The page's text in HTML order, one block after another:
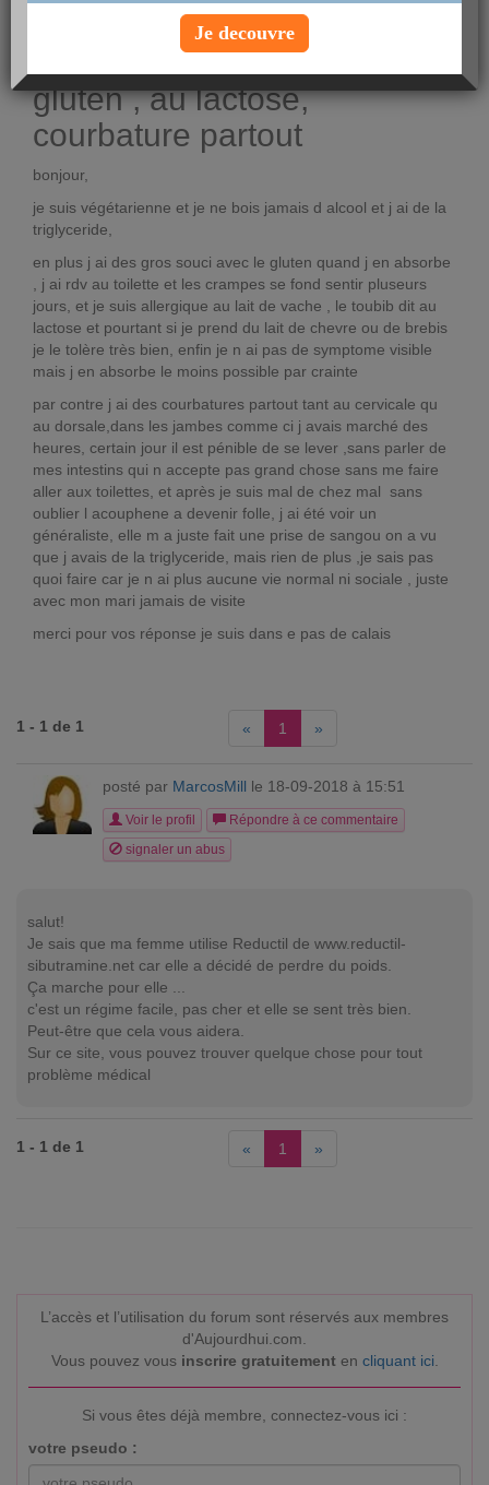
triglyceride, allergie au
gluten , au lactose,
courbature partout
bonjour,
je suis végétarienne et je ne bois jamais d alcool et j ai de la
triglyceride,
en plus j ai des gros souci avec le gluten quand j en absorbe
, j ai rdv au toilette et les crampes se fond sentir pluseurs
jours, et je suis allergique au lait de vache , le toubib dit au
lactose et pourtant si je prend du lait de chevre ou de brebis
je le tolère très bien, enfin je n ai pas de symptome visible
mais j en absorbe le moins possible par crainte
par contre j ai des courbatures partout tant au cervicale qu
au dorsale,dans les jambes comme ci j avais marché des
heures, certain jour il est pénible de se lever ,sans parler de
mes intestins qui n accepte pas grand chose sans me faire
aller aux toilettes, et après je suis mal de chez mal sans
oublier l acouphene a devenir folle, j ai été voir un
généraliste, elle m a juste fait une prise de sangou on a vu
que j avais de la triglyceride, mais rien de plus ,je sais pas
quoi faire car je n ai plus aucune vie normal ni sociale , juste
avec mon mari jamais de visite
merci pour vos réponse je suis dans e pas de calais
1 - 1 de 1 « 1 »
posté par MarcosMill le 18-09-2018 à 15:51
Voir le profil
Répondre à ce commentaire
signaler un abus
salut!
Je sais que ma femme utilise Reductil de www.reductil-
sibutramine.net car elle a décidé de perdre du poids.
Ça marche pour elle ...
c'est un régime facile, pas cher et elle se sent très bien.
Peut-être que cela vous aidera.
Sur ce site, vous pouvez trouver quelque chose pour tout
problème médical
1 - 1 de 1 « 1 »
L’accès et l’utilisation du forum sont réservés aux membres
d'Aujourdhui.com.
Vous pouvez vous inscrire gratuitementen cliquant ici
Si vous êtes déjà membre, connectez-vous ici :
votre pseudo :
Je decouvre